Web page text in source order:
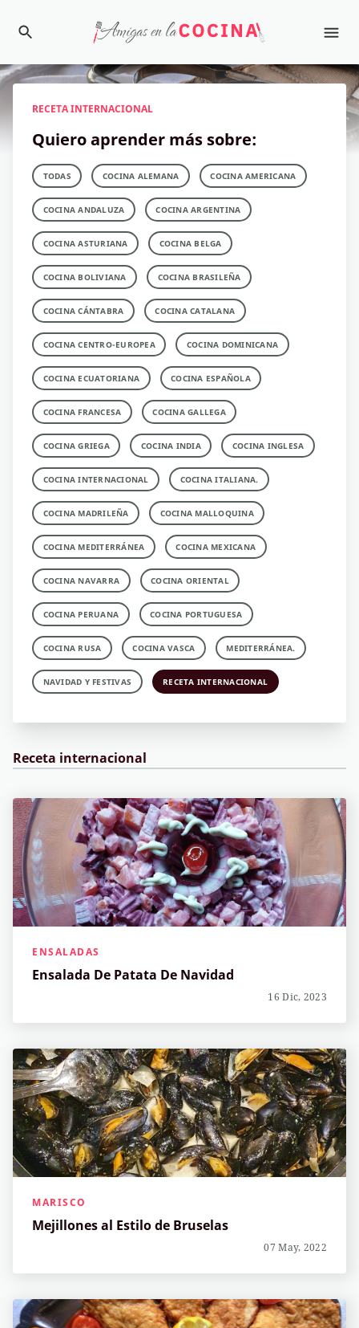
RECETA INTERNACIONAL
Quiero aprender más sobre:
TODAS COCINA ALEMANA COCINA AMERICANA
COCINA ANDALUZA COCINA ARGENTINA
COCINA ASTURIANA COCINA BELGA
COCINA BOLIVIANA COCINA BRASILEÑA
COCINA CÁNTABRA COCINA CATALANA
COCINA CENTRO-EUROPEA COCINA DOMINICANA
COCINA ECUATORIANA COCINA ESPAÑOLA
COCINA FRANCESA COCINA GALLEGA
COCINA GRIEGA COCINA INDIA COCINA INGLESA
COCINA INTERNACIONAL COCINA ITALIANA.
COCINA MADRILEÑA COCINA MALLOQUINA
COCINA MEDITERRÁNEA COCINA MEXICANA
COCINA NAVARRA COCINA ORIENTAL
COCINA PERUANA COCINA PORTUGUESA
COCINA RUSA COCINA VASCA MEDITERRÁNEA.
NAVIDAD Y FESTIVAS RECETA INTERNACIONAL
Receta internacional
ENSALADAS
Ensalada De Patata De Navidad
16 Dic, 2023
MARISCO
Mejillones al Estilo de Bruselas
07 May, 2022